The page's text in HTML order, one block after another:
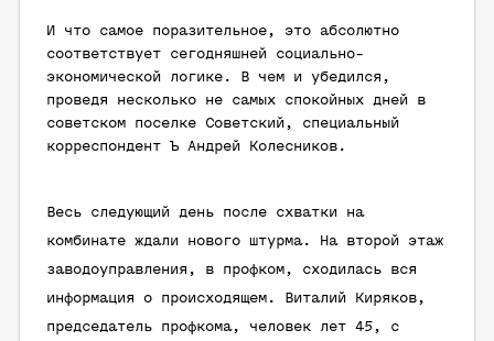
И что самое поразительное, это абсолютно
соответствует сегодняшней социально-
экономической логике. В чем и убедился,
проведя несколько не самых спокойных дней в
советском поселке Советский, специальный
корреспондент Ъ Андрей Колесников.
Весь следующий день после схватки на
комбинате ждали нового штурма. На второй этаж
заводоуправления, в профком, сходилась вся
информация о происходящем. Виталий Киряков,
председатель профкома, человек лет 45, с